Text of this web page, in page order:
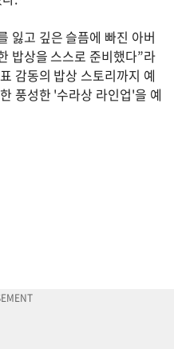
잃고 깊은 슬픔에 빠진 아버
밥상을 스스로 준비했다”라
감동의 밥상 스토리까지 예
풍성한 '수라상 라인업'을 예